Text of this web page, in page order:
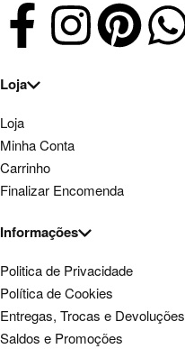
Loja
Loja
Minha Conta
Carrinho
Finalizar Encomenda
Informações
Politica de Privacidade
Política de Cookies
Entregas, Trocas e Devoluções
Saldos e Promoções